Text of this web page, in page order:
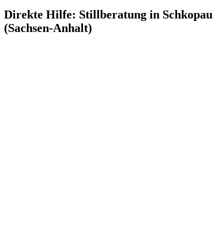
Direkte Hilfe: Stillberatung in Schkopau
(Sachsen-Anhalt)